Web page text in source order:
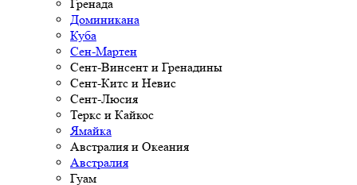
Гренада
Доминикана
Куба
Сен-Мартен
Сент-Винсент и Гренадины
Сент-Китс и Невис
Сент-Люсия
Теркс и Кайкос
Ямайка
Австралия и Океания
Австралия
Гуам